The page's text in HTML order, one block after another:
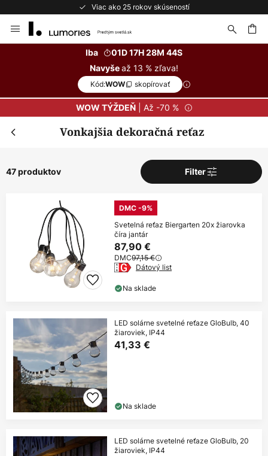
Bezplatné vrátenie do 50 dní
to
Iba
01D 17H 28M 43S
Navyšeaž 13 % zľava!
Kód:WOW skopírovať
WOW TÝŽDEŇ| Až -70 %
Vonkajšia dekoračná reťaz
47 produktov Filter
DMC -9%
Svetelná reťaz Biergarten 20x žiarovka
číra jantár
87,90 €
DMC97,15 €
Dátový list
Na sklade
LED solárne svetelné reťaze GloBulb, 40
žiaroviek, IP44
41,33 €
Na sklade
LED solárne svetelné reťaze GloBulb, 20
žiaroviek, IP44